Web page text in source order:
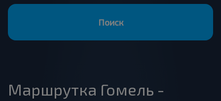
Поиск
Маршрутка Гомель -